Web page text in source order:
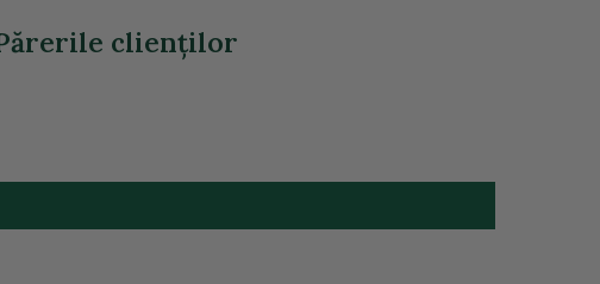
clienţilor